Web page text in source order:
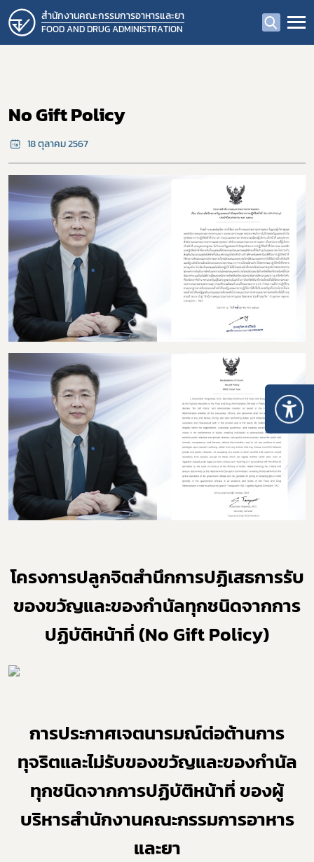
สำนักงานคณะกรรมการอาหารและยา
FOOD AND DRUG ADMINISTRATION
No Gift Policy
18 ตุลาคม 2567
โครงการปลูกจิตสำนึกการปฏิเสธการรับ
ของขวัญและของกำนัลทุกชนิดจากการ
ปฏิบัติหน้าที่ (No Gift Policy)
การประกาศเจตนารมณ์ต่อต้านการ
ทุจริตและไม่รับของขวัญและของกำนัล
ทุกชนิดจากการปฏิบัติหน้าที่ ของผู้
บริหารสำนักงานคณะกรรมการอาหาร
และยา
Subscribe
ผู้ประกอบการายย่อย
อาหาร
โควิด